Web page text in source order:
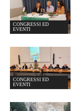
CONGRESSI ED
EVENTI
CONGRESSI ED
EVENTI